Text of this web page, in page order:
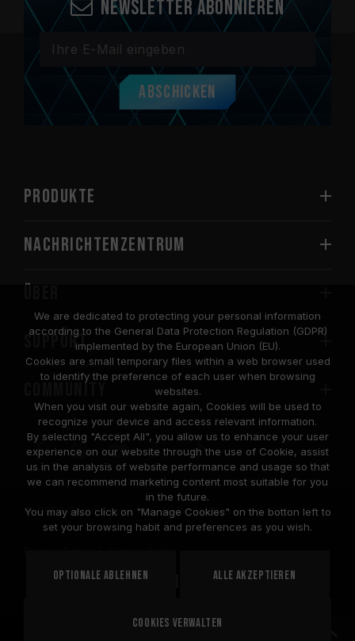
Newsletter abonnieren
Abschicken
PRODUKTE
Nachrichtenzentrum
SUPPORT
COMMUNITY
© 2026 Team Group Inc. All Rights Reserved.
STANDORT
United
We are dedicated to protecting your personal information
according to the General Data Protection Regulation (GDPR)
implemented by the European Union (EU).
Cookies are small temporary files within a web browser used
to identify the preference of each user when browsing
websites.
When you visit our website again, Cookies will be used to
recognize your device and access relevant information.
By selecting "Accept All", you allow us to enhance your user
experience on our website through the use of Cookie, assist
us in the analysis of website performance and usage so that
we can recommend marketing content most suitable for you
in the future.
You may also click on "Manage Cookies" on the botton left to
set your browsing habit and preferences as you wish.
Optionale ablehnen Alle akzeptieren
Cookies verwalten